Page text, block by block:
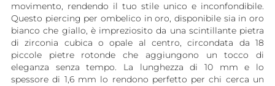
movimento, rendendo il tuo stile unico e inconfondibile.
Questo piercing per ombelico in oro, disponibile sia in oro
bianco che giallo, è impreziosito da una scintillante pietra
di zirconia cubica o opale al centro, circondata da 18
piccole pietre rotonde che aggiungono un tocco di
eleganza senza tempo. La lunghezza di 10 mm e lo
spessore di 1,6 mm lo rendono perfetto per chi cerca un